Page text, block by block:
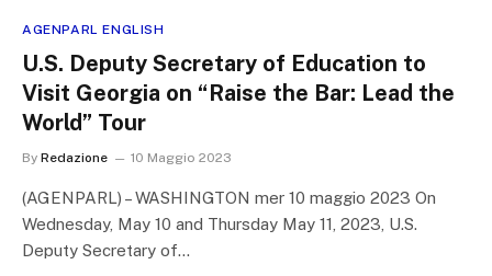
AGENPARL ENGLISH
U.S. Deputy Secretary of Education to
Visit Georgia on “Raise the Bar: Lead the
World” Tour
By Redazione 10 Maggio 2023
(AGENPARL) – WASHINGTON mer 10 maggio 2023 On
Wednesday, May 10 and Thursday May 11, 2023, U.S.
Deputy Secretary of…